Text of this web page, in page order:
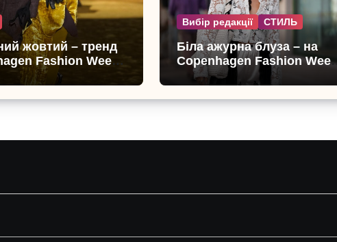
жовтий – тренд
Fashion Week:
що переводять
Вибір редакції СТИЛЬ
Біла ажурна блуза – на
Copenhagen Fashion Week
показали тренд цього літа